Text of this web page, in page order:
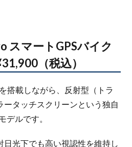
スマートGPSバイク
（税込）
搭載しながら、反射型（トラ
ータッチスクリーンという独自
デルです。
日光下でも高い視認性を維持し